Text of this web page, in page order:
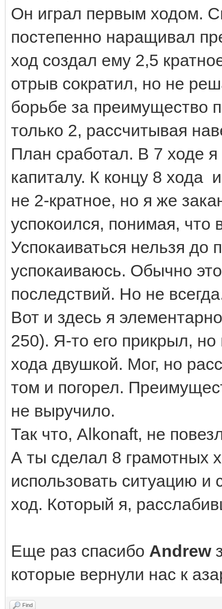
Он играл первым ходом.
постепенно наращивал
ход создал ему 2,5
отрыв сократил, но не
борьбе за преимущество
только 2, рассчитывая
План сработал. В 7 ходе
капиталу. К концу 8 хода
не 2-кратное, но я же
успокоился, понимая,
Успокаиваться нельзя до
успокаиваюсь. Обычно
последствий. Но не
Вот и здесь я
250). Я-то его прикрыл,
хода двушкой. Мог, но
том и погорел.
не выручило.
Так что, Alkonaft, не
А ты сделал 8 грамотных
использовать ситуацию
ход. Который я,
Еще раз спасибо Andrew
которые вернули нас к
Find